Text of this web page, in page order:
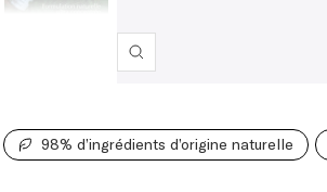
Zoom
98% d’ingrédients d’origine naturelle